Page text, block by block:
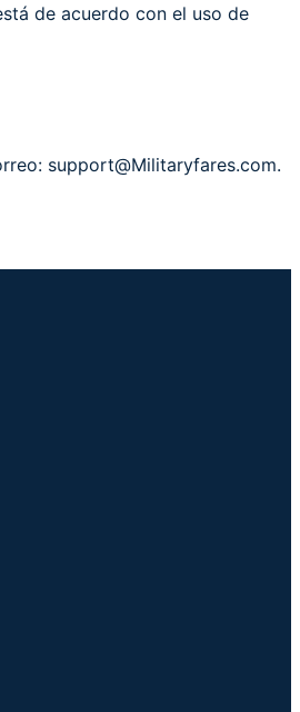
de acuerdo con el uso de
support@Militaryfares.com.